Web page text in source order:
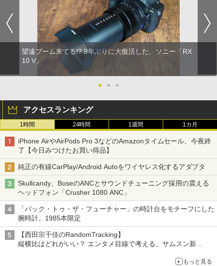
望遠ブーム来てる!? 9年ぶりに大復活した、ソニー「RX
10 V」
● ● ●
アクセスランキング
1時間 24時間 1週間 1カ月
iPhone AirやAirPods Pro 3などのAmazonタイムセール、今夜終
了【今日みつけたお買い得品】
純正の有線CarPlay/Android Autoをワイヤレス化するアダプタ
Skullcandy、BoseのANCとサウンドチューニング採用の震える
ヘッドフォン「Crusher 1080 ANC」
「バック・トゥ・ザ・フューチャー」の時計台をモチーフにした
腕時計。1985本限定
【西田宗千佳のRandomTracking】
縦横比はどれがいい？ エンタメ目線で考える、サムスン新
もっと見る